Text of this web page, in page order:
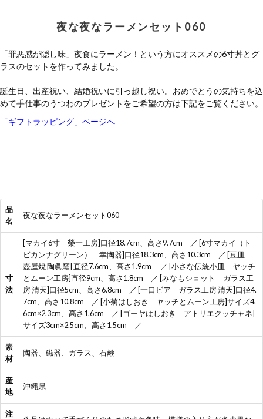
夜な夜なラーメンセット060
「罪悪感が隠し味」夜食にラーメン！という方にオススメの6寸丼とグ
ラスのセットを作ってみました。
誕生日、出産祝い、結婚祝いに引っ越し祝い。おめでとうの気持ちを込
めて手仕事のうつわのプレゼントをご希望の方は下記をご覧ください。
「ギフトラッピング」ページへ
品
名
夜な夜なラーメンセット060
寸
法
[マカイ6寸 榮一工房]口径18.7cm、高さ9.7cm ／ [6寸マカイ（ト
ビカンナグリーン） 幸陶器]口径18.3cm、高さ10.3cm ／ [豆皿
壺屋焼 陶眞窯] 直径7.6cm、高さ1.9cm ／ [小さな伝統小皿 ヤッチ
とムーン工房]直径9cm、高さ1.8cm ／ [みなもショット ガラス工
房 清天]口径5cm、高さ6.8cm ／ [一口ビア ガラス工房 清天]口径4.
7cm、高さ10.8cm ／ [小菊はしおき ヤッチとムーン工房]サイズ4.
6cm×2.3cm、高さ1.6cm ／ [ゴーヤはしおき アトリエクッチャネ]
サイズ3cm×2.5cm、高さ1.5cm ／
素
材
陶器、磁器、ガラス、石鹸
産
地
沖縄県
注